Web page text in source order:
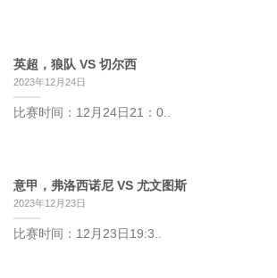
英超，狼队 VS 切尔西
2023年12月24日
比赛时间：12月24日21：0..
意甲，弗洛西诺尼 VS 尤文图斯
2023年12月23日
比赛时间：12月23日19:3..